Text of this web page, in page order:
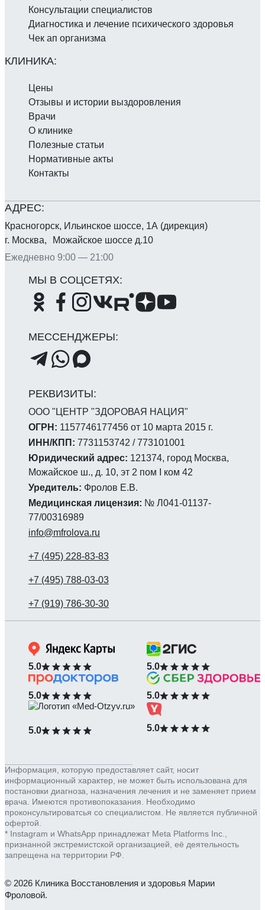
ООО "ЦЕНТР "ЗДОРОВАЯ НАЦИЯ"
ОГРН: 1157746177456 от 10 марта 2015 г.
ИНН/КПП: 7731153742 / 773101001
Юридический адрес: 121374, город Москва,
Можайское ш., д. 10, эт 2 пом I ком 42
Уредитель: Фролов Е.В.
Медицинская лицензия: № Л041-01137-
77/00316989
info@mfrolova.ru
Красногорск, Ильинское шоссе, 1А (дирекция)
г. Москва, Можайское шоссе д.10
Ежедневно 9:00 — 21:00
Консультации специалистов
Диагностика и лечение психического здоровья
Чек ап организма
Цены
Отзывы и истории выздоровления
Врачи
О клинике
Полезные статьи
Нормативные акты
Контакты
5.0 5.0
5.0 5.0
5.0 5.0
© 2026 Клиника Восстановления и здоровья Марии
Фроловой.
Информация, которую предоставляет сайт, носит
информационный характер, не может быть использована для
постановки диагноза, назначения лечения и не заменяет прием
врача. Имеются противопоказания. Необходимо
проконсультироватсья со специалистом. Не является публичной
офертой.
* Instagram и WhatsApp принадлежат Meta Platforms Inc.,
признанной экстремистской организацией, её деятельность
запрещена на территории РФ.